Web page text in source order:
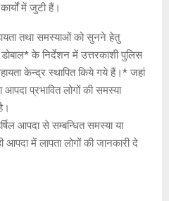
में जुटी हैं।
तथा समस्याओं को सुनने हेतु
के निर्देशन में उत्तरकाशी पुलिस
केन्द्र स्थापित किये गये हैं।* जहां
आपदा प्रभावित लोगों की समस्या
आपदा से सम्बन्धित समस्या या
में लापता लोगों की जानकारी दे